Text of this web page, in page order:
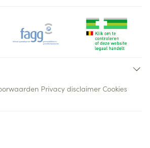
Privacy disclaimer Cookies